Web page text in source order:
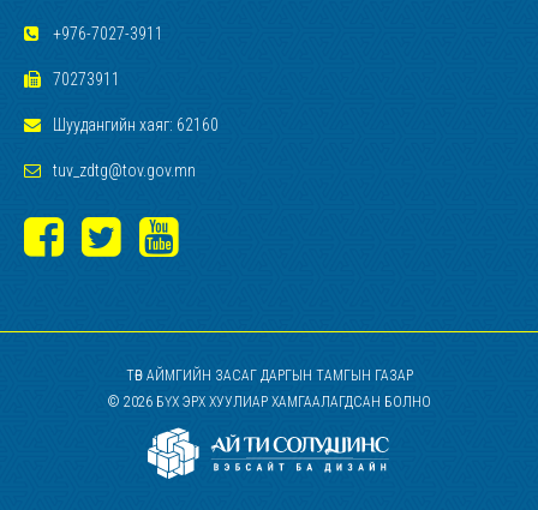
+976-7027-3911
70273911
Шуудангийн хаяг: 62160
tuv_zdtg@tov.gov.mn
ТӨВ АЙМГИЙН ЗАСАГ ДАРГЫН ТАМГЫН ГАЗАР
© 2026 БҮХ ЭРХ ХУУЛИАР ХАМГААЛАГДСАН БОЛНО